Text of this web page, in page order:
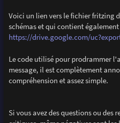
Voici un lien vers le fichier fritzing
schémas et qui contient également
https://drive.google.com/
Le code utilisé pour prodrammer
message, il est complètement
compréhension et assez simple.
Si vous avez des questions ou des